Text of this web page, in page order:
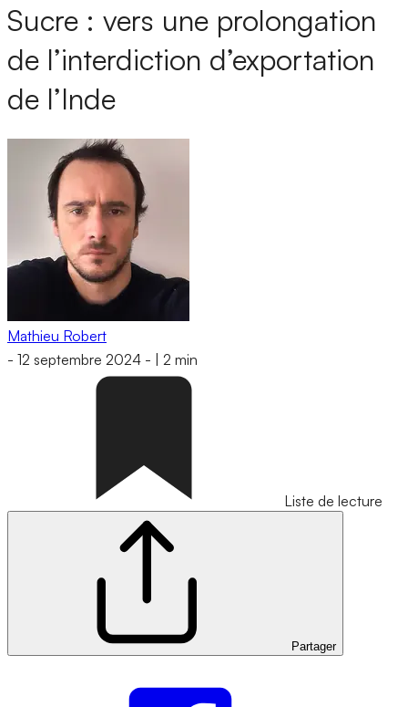
Sucre : vers une prolongation
de l’interdiction d’exportation
de l’Inde
Mathieu Robert
- 12 septembre 2024 - 2 min
Liste de lecture
Partager